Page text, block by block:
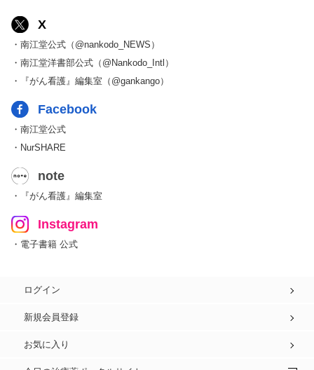
X
・南江堂公式（@nankodo_NEWS）
・南江堂洋書部公式（@Nankodo_Intl）
・『がん看護』編集室（@gankango）
Facebook
・南江堂公式
・NurSHARE
note
・『がん看護』編集室
Instagram
・電子書籍 公式
ログイン
新規会員登録
お気に入り